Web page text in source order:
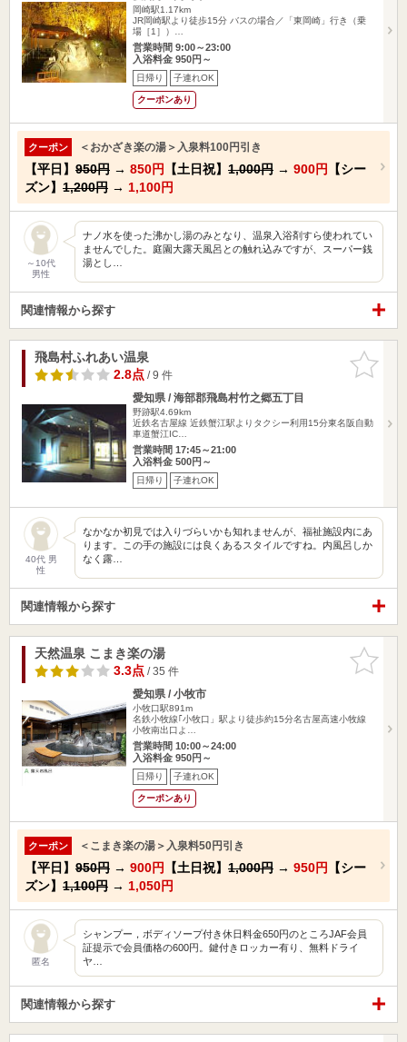
岡崎駅1.17km
JR岡崎駅より徒歩15分 バスの場合／「東岡崎」行き（乗
場［1］）…
営業時間 9:00～23:00
入浴料金 950円～
日帰り 子連れOK
クーポンあり
クーポン ＜おかざき楽の湯＞入泉料100円引き
【平日】 950円 → 850円 【土日祝】 1,000円 → 900円
【シー
ズン】 1,200円 → 1,100円
～10代
男性
ナノ水を使った沸かし湯のみとなり、温泉入浴剤すら使われてい
ませんでした。庭園大露天風呂との触れ込みですが、スーパー銭
湯とし…
関連情報から探す
お気に入
りに追加
飛島村ふれあい温泉
2.8点/ 9 件
愛知県 / 海部郡飛島村竹之郷五丁目
野跡駅4.69km
近鉄名古屋線 近鉄蟹江駅よりタクシー利用15分東名阪自動
車道蟹江IC…
営業時間 17:45～21:00
入浴料金 500円～
日帰り 子連れOK
40代 男
性
なかなか初見では入りづらいかも知れませんが、福祉施設内にあ
ります。この手の施設には良くあるスタイルですね。内風呂しか
なく露…
関連情報から探す
お気に入
りに追加
天然温泉 こまき楽の湯
3.3点/ 35 件
愛知県 / 小牧市
小牧口駅891m
名鉄小牧線｢小牧口」駅より徒歩約15分名古屋高速小牧線
小牧南出口よ…
営業時間 10:00～24:00
入浴料金 950円～
日帰り 子連れOK
クーポンあり
クーポン ＜こまき楽の湯＞入泉料50円引き
【平日】 950円 → 900円 【土日祝】 1,000円 → 950円
【シー
ズン】 1,100円 → 1,050円
匿名
シャンプー，ボディソープ付き休日料金650円のところJAF会員
証提示で会員価格の600円。鍵付きロッカー有り、無料ドライ
ヤ…
関連情報から探す